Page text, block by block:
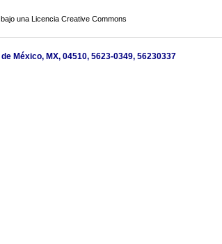
una Licencia Creative Commons
México, MX, 04510, 5623-0349, 56230337